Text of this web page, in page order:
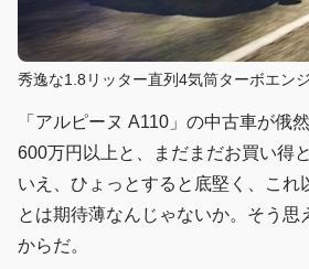
秀逸な1.8リッター直列4気筒ターボエン
「アルピーヌ A110」の中古車が俄
600万円以上と、まだまだお買い得
いえ、ひょっとすると底堅く、これ
とは期待薄なんじゃないか。そう思
からだ。